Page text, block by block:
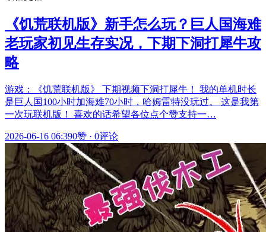
《饥荒联机版》新手怎么玩？巨人国海难
老玩家初见生存实况，下期下洞打犀牛攻
略
游戏：《饥荒联机版》 下期视频下洞打犀牛！ 我的单机时长
是巨人国100小时加海难70小时，哈姆雷特没玩过。 这是我第
一次玩联机版！ 喜欢的话希望各位点个赞支持一…
2026-06-16 06:390赞 · 0评论